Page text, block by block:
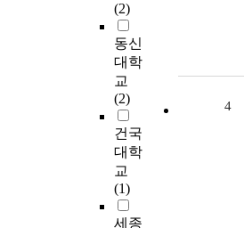
(2)
동신
대학
교
(2)
건국
대학
교
(1)
세종
4